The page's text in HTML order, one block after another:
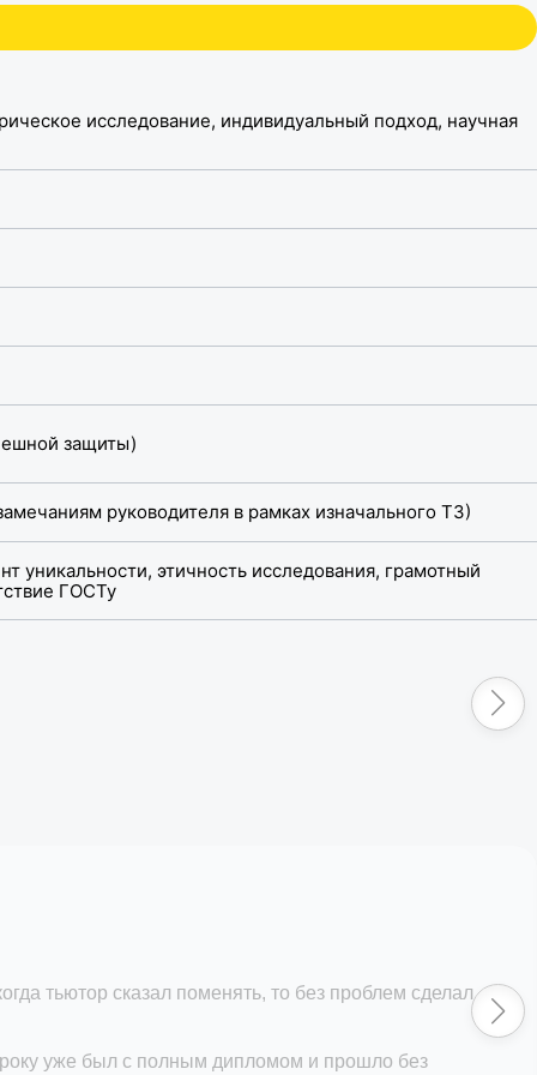
исследование, индивидуальный подход, научная
защиты)
руководителя в рамках изначального ТЗ)
уникальности, этичность исследования, грамотный
ГОСТу
тьютор сказал поменять, то без проблем сделал
уже был с полным дипломом и прошло без